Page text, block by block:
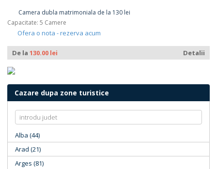
Camera dubla matrimoniala de la 130 lei
Capacitate: 5 Camere
Ofera o nota - rezerva acum
De la 130.00 lei Detalii
Cazare dupa zone turistice
Alba (44)
Arad (21)
Arges (81)